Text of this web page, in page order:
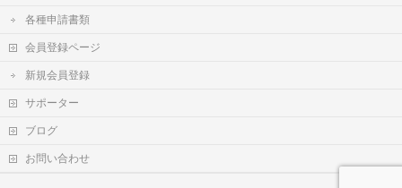
各種申請書類
会員登録ページ
新規会員登録
サポーター
ブログ
お問い合わせ